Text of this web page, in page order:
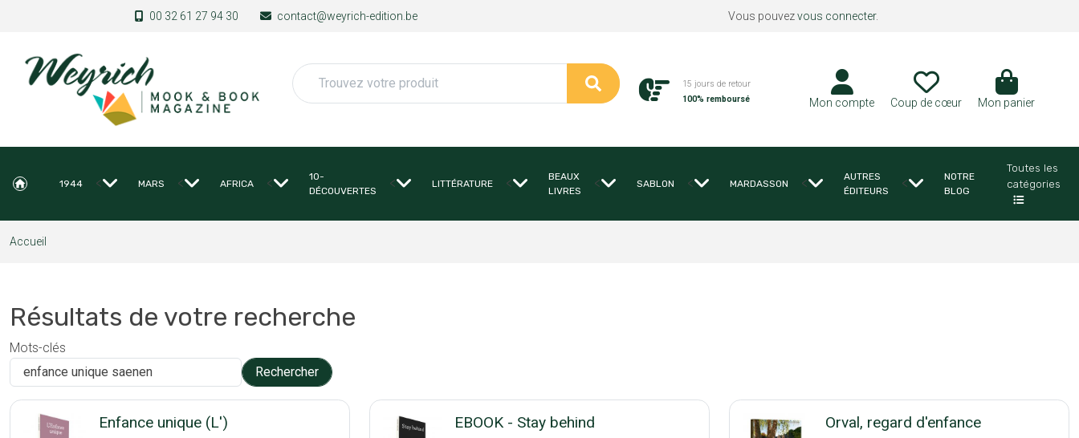
Aller au contenu principal 00 32 61 27 94 30 contact@weyrich-edition.be Vous pouvezvous connecter.
Rechercher
15 jours de retour
100% remboursé
Mon compte Coup de cœur Mon panier
1944 < MARS < AFRICA <
10-
DÉCOUVERTES
< LITTÉRATURE <
BEAUX
LIVRES
< SABLON < MARDASSON <
AUTRES
ÉDITEURS
<
NOTRE
BLOG
Toutes les
catégories
Accueil
Résultats de votre recherche
Mots-clés
Enfance unique (L') EBOOK - Stay behind Orval, regard d'enfance